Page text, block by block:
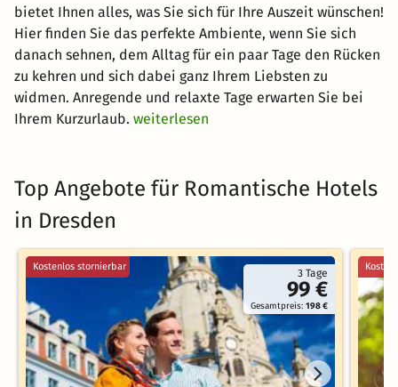
bietet Ihnen alles, was Sie sich für Ihre Auszeit wünschen!
Hier finden Sie das perfekte Ambiente, wenn Sie sich
danach sehnen, dem Alltag für ein paar Tage den Rücken
zu kehren und sich dabei ganz Ihrem Liebsten zu
widmen. Anregende und relaxte Tage erwarten Sie bei
Ihrem Kurzurlaub. weiterlesen
Top Angebote für Romantische Hotels
in Dresden
3 Tage
99 €
Gesamtpreis:198 €
Kostenlos stornierbar